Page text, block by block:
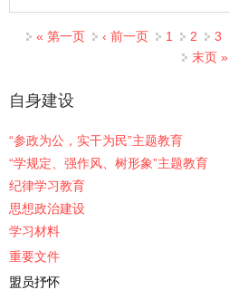
页面« 第一页 ‹ 前一页 1 2 3
末页 »
自身建设
“参政为公，实干为民”主题教育
“学规定、强作风、树形象”主题教育
纪律学习教育
思想政治建设
学习材料
重要文件
盟员抒怀